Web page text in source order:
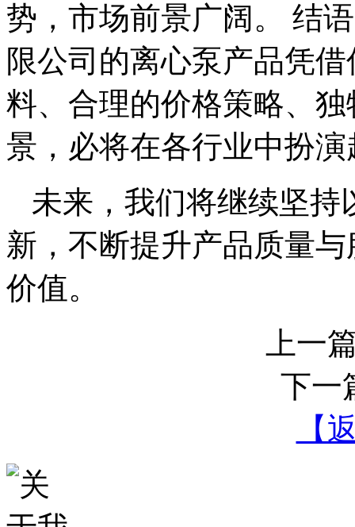
势，市场前景广阔。 结
限公司的离心泵产品凭
料、合理的价格策略、
景，必将在各行业中扮
未来，我们将继续坚
新，不断提升产品质量
价值。
上一
下一
【